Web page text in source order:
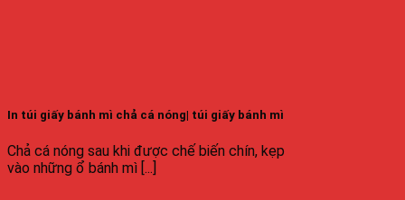
In túi giấy bánh mì chả cá nóng| túi giấy bánh mì
Chả cá nóng sau khi được chế biến chín, kẹp
vào những ổ bánh mì [...]